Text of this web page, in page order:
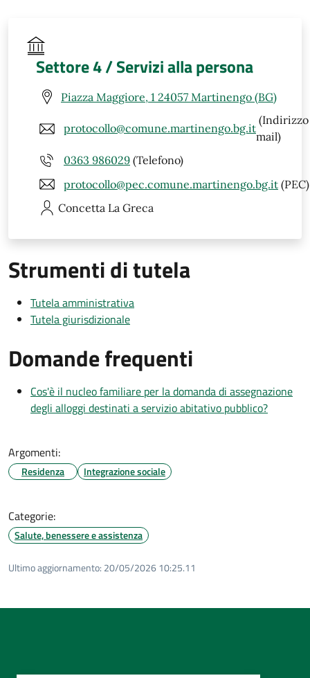
Settore 4 / Servizi alla persona
Piazza Maggiore, 1 24057 Martinengo (BG)
protocollo@comune.martinengo.bg.it
(Indirizzo
mail)
0363 986029 (Telefono)
protocollo@pec.comune.martinengo.bg.it (PEC)
Concetta La Greca
Strumenti di tutela
Tutela amministrativa
Tutela giurisdizionale
Domande frequenti
Cos'è il nucleo familiare per la domanda di assegnazione
degli alloggi destinati a servizio abitativo pubblico?
Argomenti:
Residenza Integrazione sociale
Categorie:
Salute, benessere e assistenza
Ultimo aggiornamento: 20/05/2026 10:25.11